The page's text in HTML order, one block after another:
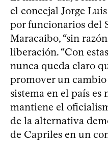
el concejal Jorge
por funcionarios del
Maracaibo, “sin
liberación. “Con
nunca queda claro
promover un
sistema en el país es
mantiene el
de la alternativa
de Capriles en un